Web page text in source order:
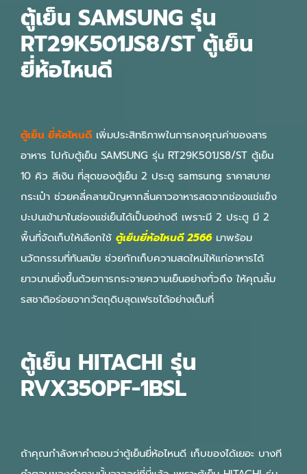
ตู้เย็น SAMSUNG รุ่น
RT29K501JS8/ST ตู้เย็น
ยี่ห้อไหนดี
ตู้เย็น ยี่ห้อไหนดี เพิ่มประสิทธิภาพในการคงคุณค่าของสาร
อาหาร ไปกับตู้เย็น SAMSUNG รุ่น RT29K501JS8/ST ตู้เย็น
10 คิว สีเงิน ที่สุดของตู้เย็น 2 ประตู samsung ราคาสบาย
กระเป๋า ช่วยคลี่คลายปัญหากลิ่นคาวอาหารสดจากช่องแช่แข็ง
ปะปนเข้ามาในช่องแช่เย็นได้เป็นอย่างดี เพราะมี 2 ประตู มี 2
พื้นที่จัดเก็บให้เลือกใช้ ตู้เย็นยี่ห้อไหนดี 2566 มาพร้อม
นวัตกรรมที่ทันสมัย ช่วยกักเก็บความสดใหม่ให้แก่อาหารได้
ยาวนานยิ่งขึ้นด้วยการกระจายความเย็นอย่างทั่วถึง ให้คุณลิ้ม
รสชาติอร่อยจากวัตถุดิบสุดเฟรชได้อย่างเต็มที่
ตู้เย็น HITACHI รุ่น
RVX350PF-1BSL
ถ้าคุณกำลังหาคำตอบว่าตู้เย็นยี่ห้อไหนดี เก็บของได้เยอะ บางที